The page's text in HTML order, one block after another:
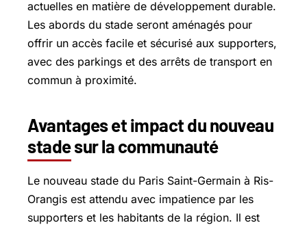
actuelles en matière de développement durable.
Les abords du stade seront aménagés pour
offrir un accès facile et sécurisé aux supporters,
avec des parkings et des arrêts de transport en
commun à proximité.
Avantages et impact du nouveau
stade sur la communauté
Le nouveau stade du Paris Saint-Germain à Ris-
Orangis est attendu avec impatience par les
supporters et les habitants de la région. Il est